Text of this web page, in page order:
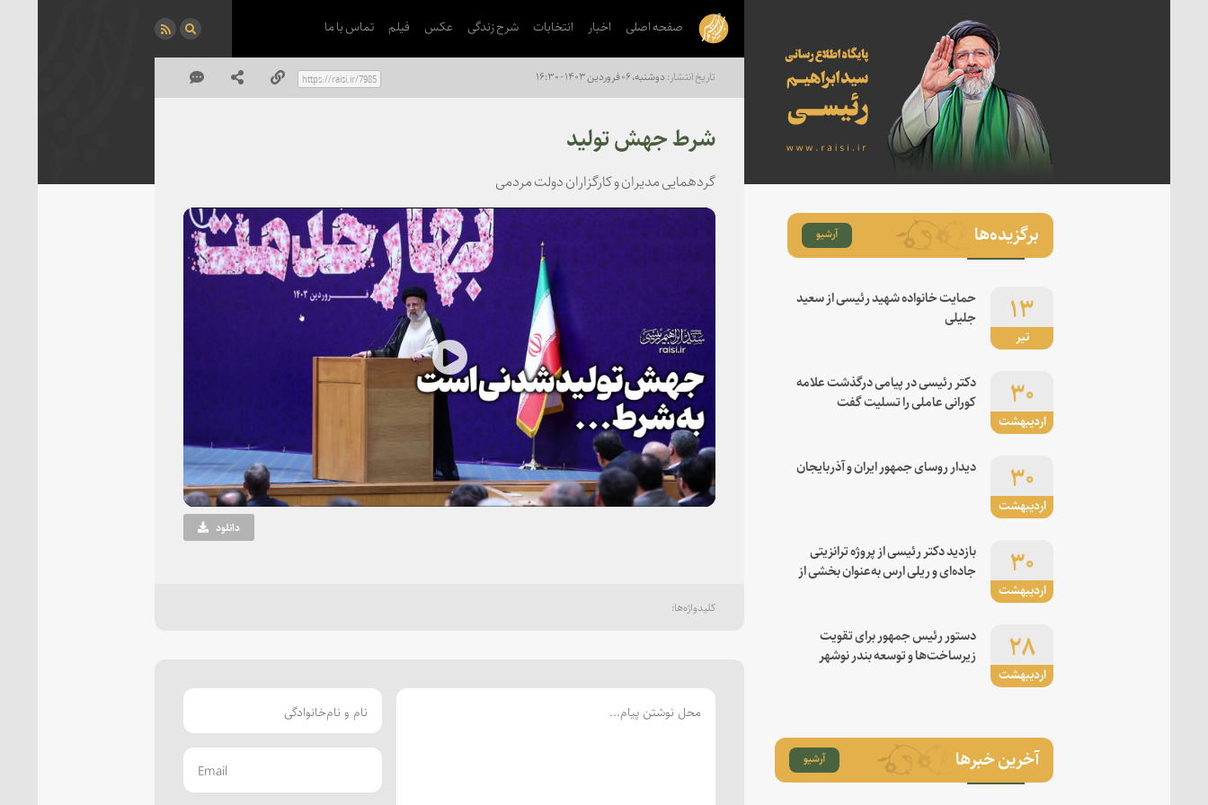
صفحه اصلی اخبار انتخابات شرح زندگی عکس فیلم تماس با ما
دوشنبه، ۰۶ فروردین ۱۴۰۳ - ۱۶:۳۰
شرط جهش تولید
گردهمایی مدیران و کارگزاران دولت مردمی
Play
Video
دانلود
برگزیده‌ها آرشیو
تیر
۱۳
حمایت خانواده شهید رئیسی از سعید
جلیلی
اردیبهشت
۳۰
دکتر رئیسی در پیامی درگذشت علامه
کورانی عاملی را تسلیت گفت
اردیبهشت
۳۰ دیدار روسای جمهور ایران و آذربایجان
اردیبهشت
۳۰
بازدید دکتر رئیسی از پروژه ترانزیتی
جاده‌ای و ریلی ارس به‌عنوان بخشی از
اردیبهشت
۲۸
دستور رئیس جمهور برای تقویت
زیرساخت‌ها و توسعه بندر نوشهر
آخرین خبرها آرشیو